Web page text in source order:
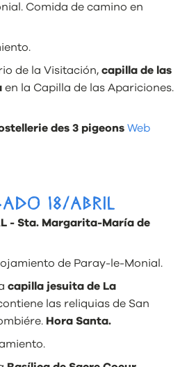
Comida de camino en
de la Visitación, capilla de las
en la Capilla de las Apariciones.
des 3 pigeons Web
18/ABRIL
- Sta. Margarita-María de
de Paray-le-Monial.
capilla jesuita de La
las reliquias de San
Hora Santa.